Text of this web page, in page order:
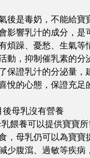
後是毒奶，不能給寶
影響乳汁的成分，是
煩躁、憂愁、生氣等
動，抑制催乳素的分
保證乳汁的分泌量，
悅的心態，保證充足
後母乳沒有營養
餵養可以提供寶寶
，母乳仍可以為寶寶
少腹瀉、過敏等疾病